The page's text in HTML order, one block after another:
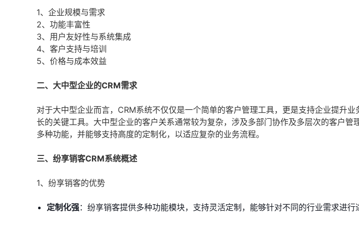
1、企业规模与需求
2、功能丰富性
3、用户友好性与系统集成
4、客户支持与培训
5、价格与成本效益
二、大中型企业的CRM需求
对于大中型企业而言，CRM系统不仅仅是一个简单的客户管理工具，更是支持企业提升
长的关键工具。大中型企业的客户关系通常较为复杂，涉及多部门协作及多层次的客户管
多种功能，并能够支持高度的定制化，以适应复杂的业务流程。
三、纷享销客CRM系统概述
1、纷享销客的优势
定制化强：纷享销客提供多种功能模块，支持灵活定制，能够针对不同的行业需求进行